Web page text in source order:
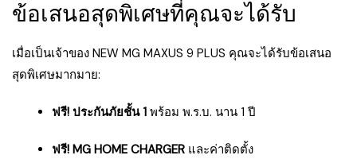
ข้อเสนอสุดพิเศษที่คุณจะได้รับ
เมื่อเป็นเจ้าของ NEW MG MAXUS 9 PLUS คุณจะได้รับข้อเสนอ
สุดพิเศษมากมาย:
ฟรี! ประกันภัยชั้น 1 พร้อม พ.ร.บ. นาน 1 ปี
ฟรี! MG HOME CHARGER และค่าติดตั้ง